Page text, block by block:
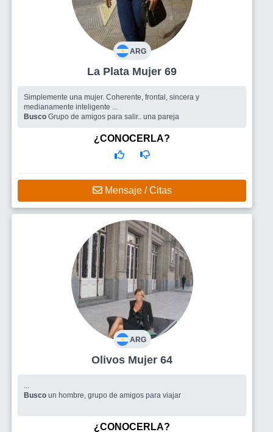
ARG
La Plata Mujer 69
Simplemente una mujer. Coherente, frontal, sincera y
medianamente inteligente ...
Busco
Grupo de amigos para salir.. una pareja
¿CONOCERLA?
Mensaje / Citas
ARG
Olivos Mujer 64
...
Busco un hombre, grupo de amigos para viajar
¿CONOCERLA?